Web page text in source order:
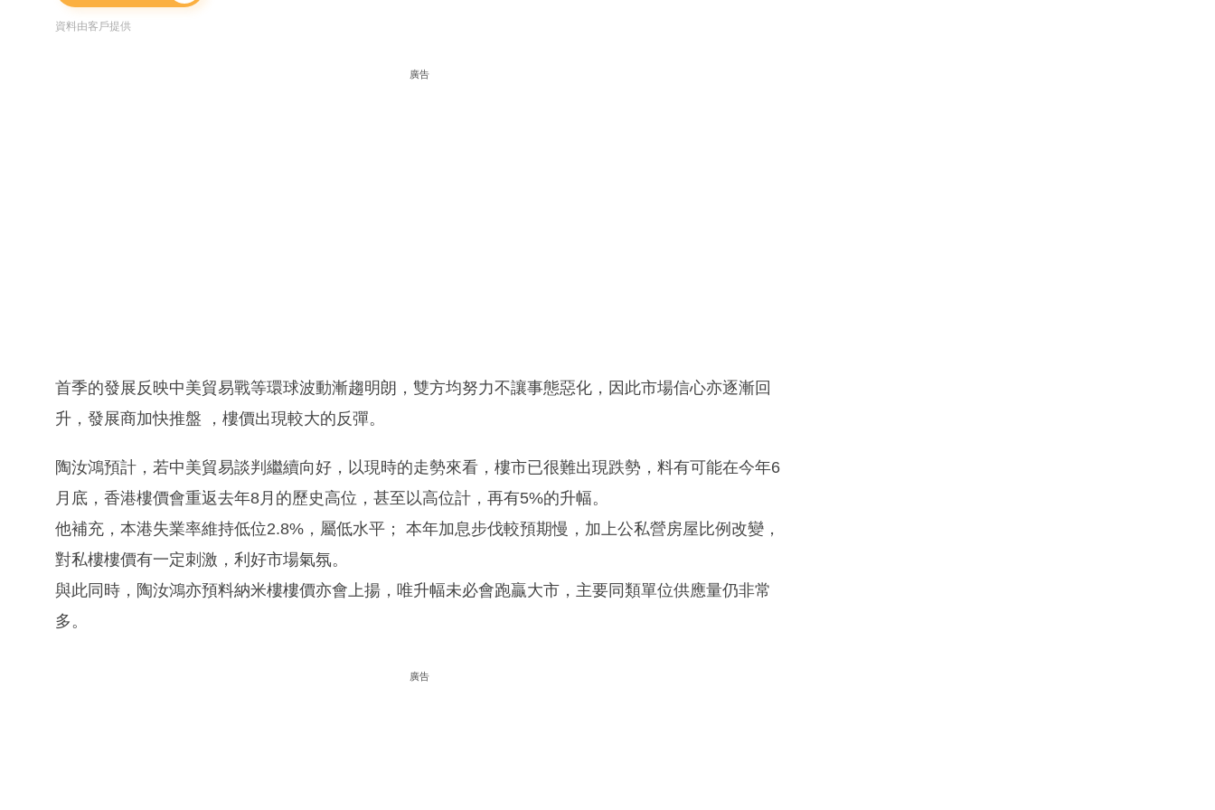
資料由客戶提供
廣告
首季的發展反映中美貿易戰等環球波動漸趨明朗，雙方均努力不讓事態惡化，因此市場信心亦逐漸回
升，發展商加快推盤 ，樓價出現較大的反彈。
陶汝鴻預計，若中美貿易談判繼續向好，以現時的走勢來看，樓市已很難出現跌勢，料有可能在今年6
月底，香港樓價會重返去年8月的歷史高位，甚至以高位計，再有5%的升幅。
他補充，本港失業率維持低位2.8%，屬低水平； 本年加息步伐較預期慢，加上公私營房屋比例改變，
對私樓樓價有一定刺激，利好市場氣氛。
與此同時，陶汝鴻亦預料納米樓樓價亦會上揚，唯升幅未必會跑贏大市，主要同類單位供應量仍非常
多。
廣告